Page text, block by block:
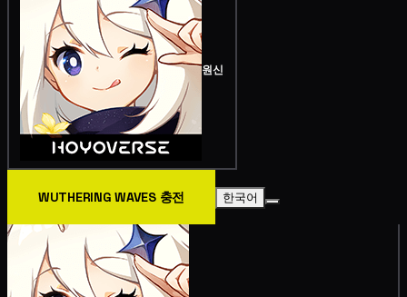
원신
WUTHERING WAVES 충전 한국어